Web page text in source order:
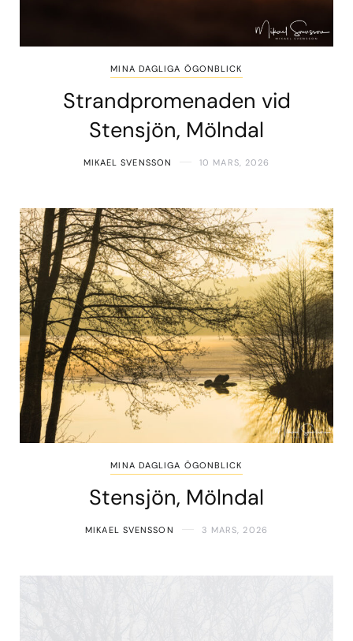
MINA DAGLIGA ÖGONBLICK
Strandpromenaden vid
Stensjön, Mölndal
MIKAEL SVENSSON 10 MARS, 2026
MINA DAGLIGA ÖGONBLICK
Stensjön, Mölndal
MIKAEL SVENSSON 3 MARS, 2026